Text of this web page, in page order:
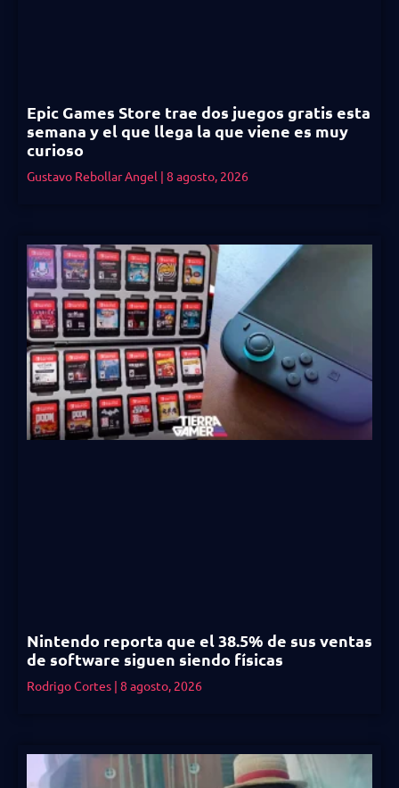
Epic Games Store trae dos juegos gratis esta
semana y el que llega la que viene es muy
curioso
Gustavo Rebollar Angel 8 agosto, 2026
Nintendo reporta que el 38.5% de sus ventas
de software siguen siendo físicas
Rodrigo Cortes 8 agosto, 2026